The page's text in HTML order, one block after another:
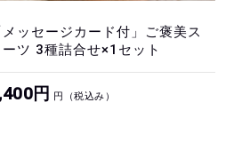
メッセージカード付」ご褒美ス
ーツ 3種詰合せ×1セット
円 円（税込み）